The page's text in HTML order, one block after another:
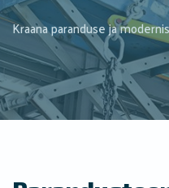
Kraana paranduse ja